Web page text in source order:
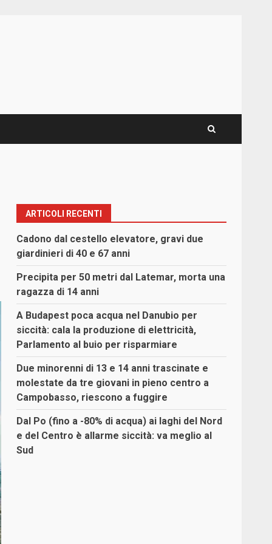
ARTICOLI RECENTI
Cadono dal cestello elevatore, gravi due
giardinieri di 40 e 67 anni
Precipita per 50 metri dal Latemar, morta una
ragazza di 14 anni
A Budapest poca acqua nel Danubio per
siccità: cala la produzione di elettricità,
Parlamento al buio per risparmiare
Due minorenni di 13 e 14 anni trascinate e
molestate da tre giovani in pieno centro a
Campobasso, riescono a fuggire
Dal Po (fino a -80% di acqua) ai laghi del Nord
e del Centro è allarme siccità: va meglio al
Sud